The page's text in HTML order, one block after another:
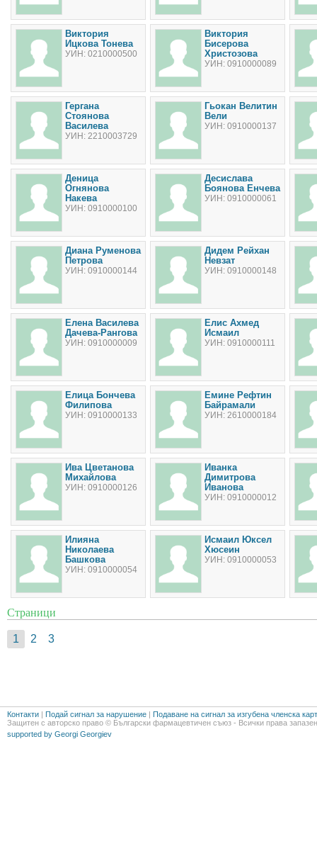
Виктория
Ицкова Тонева
УИН: 0210000500
Виктория
Бисерова
Христозова
УИН: 0910000089
Гергана
Стоянова
Василева
УИН: 2210003729
Гьокан Велитин
Вели
УИН: 0910000137
Деница
Огнянова
Накева
УИН: 0910000100
Десислава
Боянова Енчева
УИН: 0910000061
Диана Руменова
Петрова
УИН: 0910000144
Дидем Рейхан
Невзат
УИН: 0910000148
Елена Василева
Дачева-Рангова
УИН: 0910000009
Елис Ахмед
Исмаил
УИН: 0910000111
Елица Бончева
Филипова
УИН: 0910000133
Емине Рефтин
Байрамали
УИН: 2610000184
Ива Цветанова
Михайлова
УИН: 0910000126
Иванка
Димитрова
Иванова
УИН: 0910000012
Илияна
Николаева
Башкова
УИН: 0910000054
Исмаил Юксел
Хюсеин
УИН: 0910000053
Страници
1 2 3
Контакти | Подай сигнал за нарушение | Подаване на сигнал за изгубена членска
Защитен с авторско право © Български фармацевтичен съюз - Всички права
supported by Georgi Georgiev